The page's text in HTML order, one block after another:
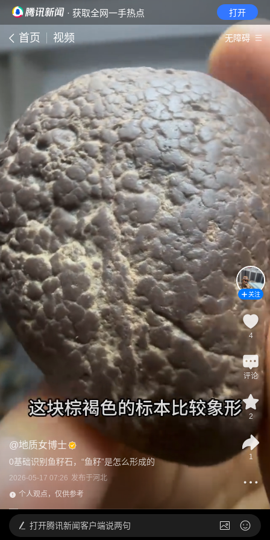
· 获取全网一手热点 打开
首页 视频 无障碍
@地质女博士
0基础识别鱼籽石，“鱼籽”是怎么形成的
2026-05-17 07:26 发布于河北
个人观点，仅供参考
关注
4
评论
2
1
打开腾讯新闻客户端说两句